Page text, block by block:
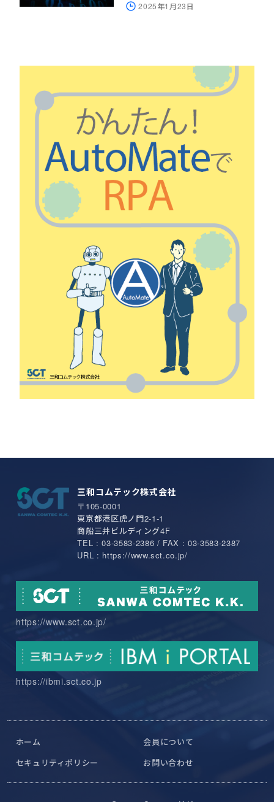
2025年1月23日
三和コムテック株式会社
〒105-0001
東京都港区虎ノ門2-1-1
商船三井ビルディング4F
TEL : 03-3583-2386 / FAX : 03-3583-2387
URL : https://www.sct.co.jp/
https://www.sct.co.jp/
https://ibmi.sct.co.jp
ホーム
会員について
セキュリティポリシー
お問い合わせ